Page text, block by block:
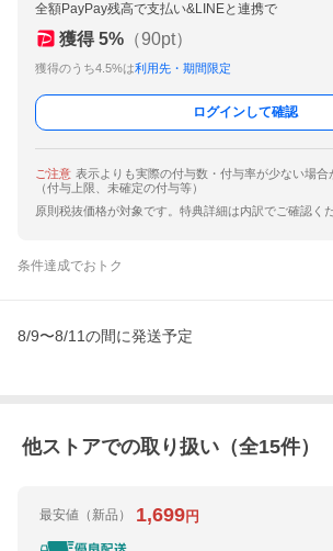
全額PayPay残高で支払い&LINEと連携で
獲得 5% （90pt）
獲得のうち4.5%は利用先・期間限定
ログインして確認
ご注意 表示よりも実際の付与数・付与率が少ない場合
（付与上限、未確定の付与等）
原則税抜価格が対象です。特典詳細は内訳でご確認くだ
条件達成でおトク
8/9〜8/11の間に発送予定
他ストアでの取り扱い（全15件）
最安値 （新品） 1,699円